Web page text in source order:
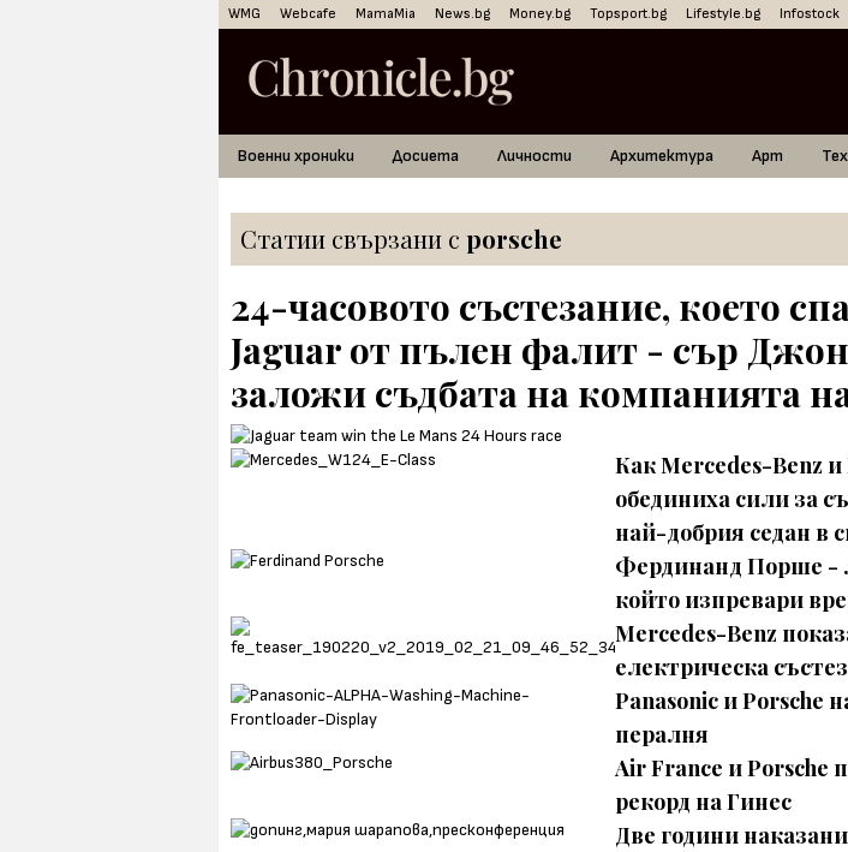
WMG Webcafe MamaMia News.bg Money.bg Topsport.bg Lifestyle.bg Infostock
Военни хроники Досиета Личности Архитектура Арт
Статии свързани с porsche
24-часовото състезание, което
Jaguar от пълен фалит - сър
заложи съдбата на компанията
Как Mercedes-Benz и
обединиха сили за
най-добрия седан в
Фердинанд Порше -
който изпревари
Mercedes-Benz
електрическа
Panasonic и Porsche
пералня
Air France и Porsche
рекорд на Гинес
Две години